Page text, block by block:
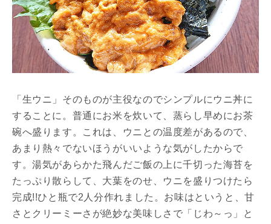
「生ウニ」そのものが主役なのでシンプルにウニ丼に
することに。普通にお米を炊いて、蒸らし早めにお茶
碗へ盛ります。これは、ウニとの温度差があるので、
あまり熱々でないほうがいいような気がしたからで
す。湯気があらかた飛んだご飯の上に千切った海苔を
たっぷり散らして、大葉をのせ、ウニを盛りつけたら
完成!!ひと瓶で2人分作れました。お味はというと、甘
さとクリーミーさが絶妙な美味しさで「じわ～っ」と